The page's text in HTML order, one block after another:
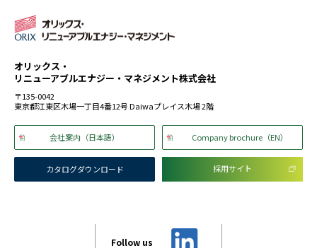
オリックス・
リニューアブルエナジー・マネジメント株式会社
〒135-0042
東京都江東区木場一丁目4番12号 Daiwaプレイス木場 2階
会社案内（日本語） Company brochure（EN）
カタログダウンロード 採用サイト
Follow us